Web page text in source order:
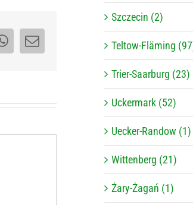
WhatsApp
E-
Szczecin (2)
Teltow-Fläming
Trier-Saarburg (23)
Uckermark (52)
Uecker-Randow (1)
Wittenberg (21)
Żary-Żagań (1)